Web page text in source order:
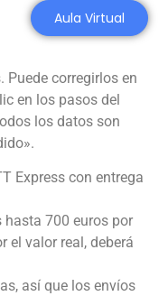
Aula Virtual
corregirlos en
en los pasos del
los datos son
Express con entrega
hasta 700 euros por
el valor real, deberá
así que los envíos